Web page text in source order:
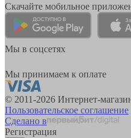
Скачайте мобильное
Мы в соцсетях
Мы принимаем к оплате
© 2011-2026 Интернет-
Пользовательское соглашение
Сделано в
Регистрация